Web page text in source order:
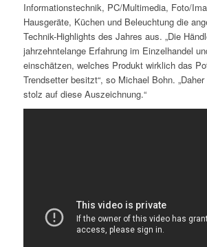
Informationstechnik, PC/Multimedia, Foto/
Hausgeräte, Küchen und Beleuchtung die
Technik-Highlights des Jahres aus. „Die
jahrzehntelange Erfahrung im Einzelhandel
einschätzen, welches Produkt wirklich das
Trendsetter besitzt“, so Michael Bohn.
stolz auf diese Auszeichnung.“